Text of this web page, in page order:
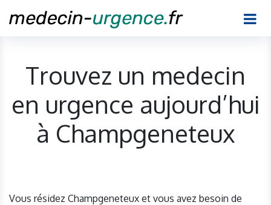
Trouvez un medecin
en urgence aujourd’hui
à Champgeneteux
Vous résidez Champgeneteux et vous avez besoin de